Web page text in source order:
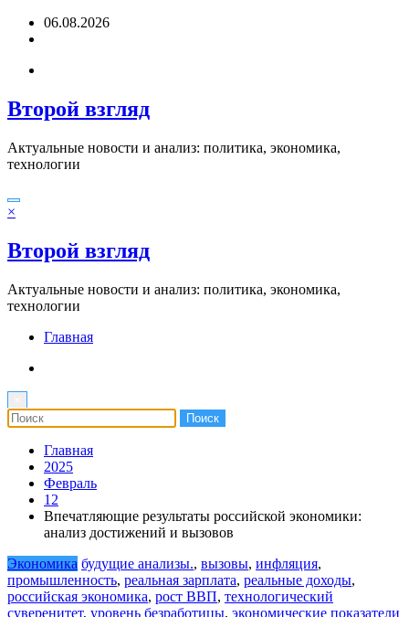
Перейти06.08.2026
Второй взгляд
Актуальные новости и анализ: политика, экономика,
технологии
×
Второй взгляд
Актуальные новости и анализ: политика, экономика,
технологии
Главная
Главная
2025
Февраль
12
Впечатляющие результаты российской экономики:
анализ достижений и вызовов
Экономика будущие анализы., вызовы, инфляция,
промышленность, реальная зарплата, реальные доходы,
российская экономика, рост ВВП, технологический
суверенитет, уровень безработицы, экономические показатели